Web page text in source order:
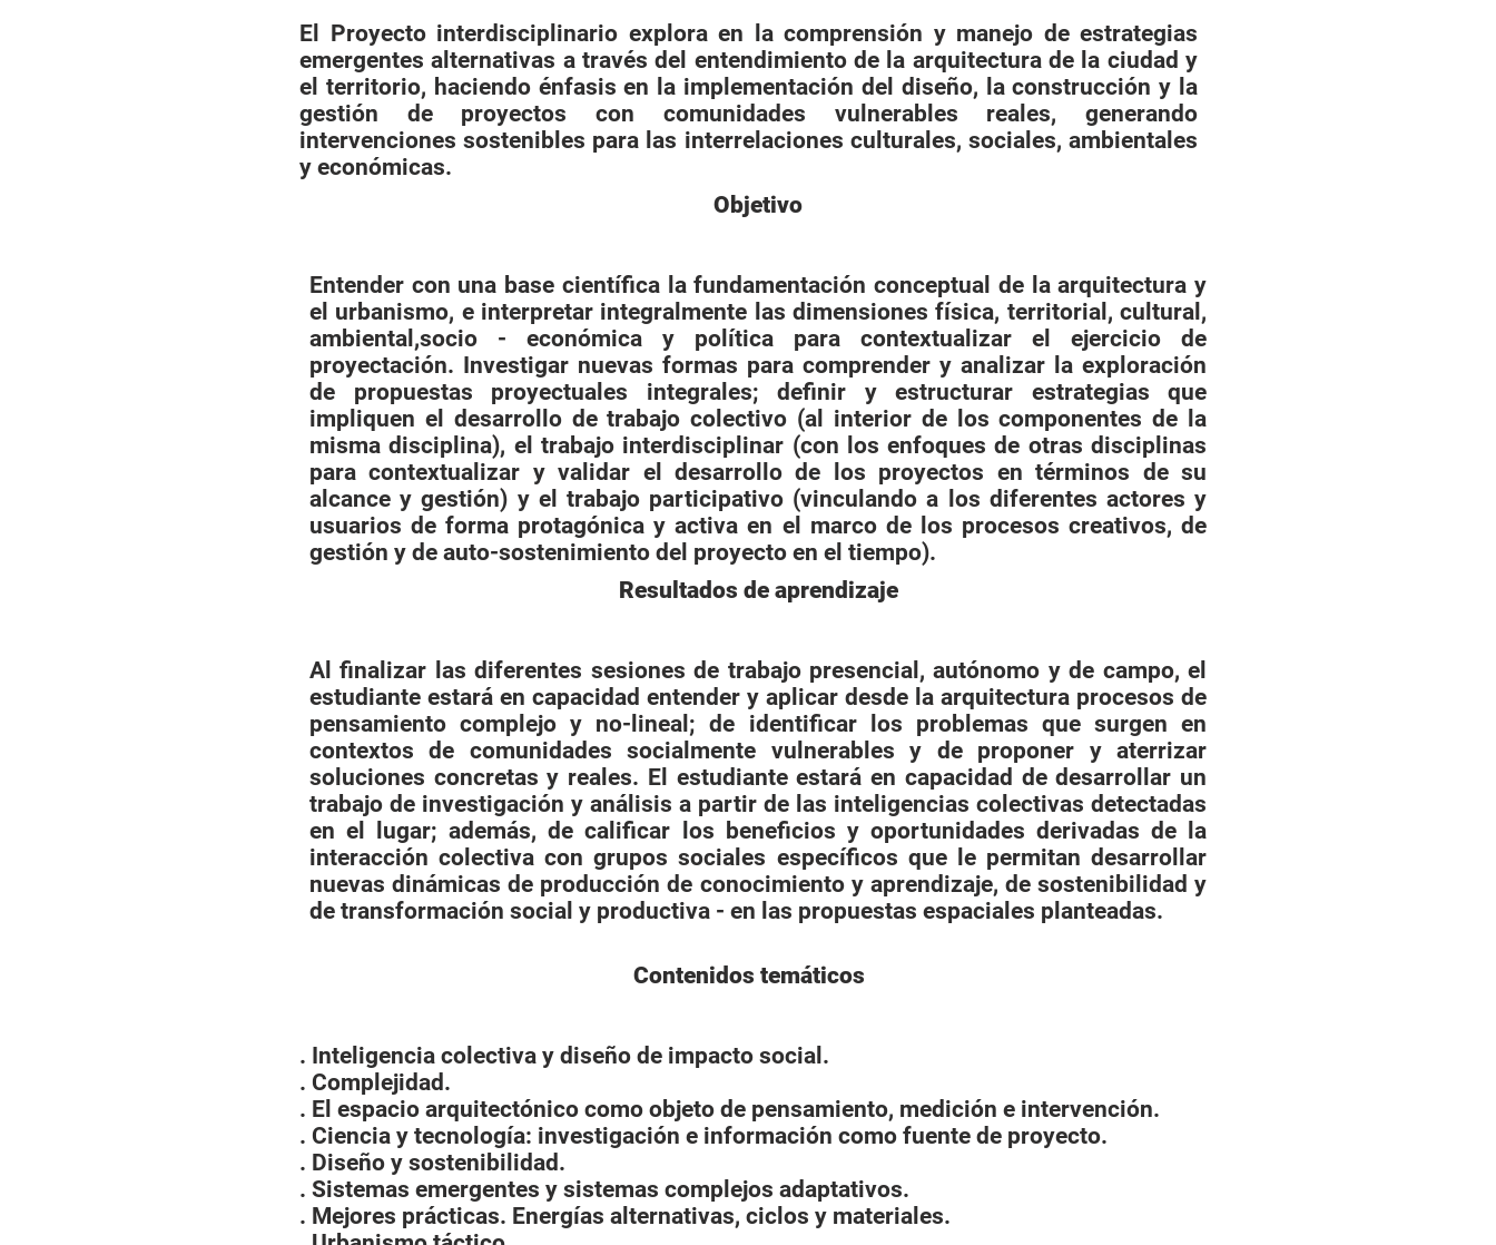
El Proyecto interdisciplinario explora en la comprensión y manejo de estrategias
emergentes alternativas a través del entendimiento de la arquitectura de la ciudad y
el territorio, haciendo énfasis en la implementación del diseño, la construcción y la
gestión de proyectos con comunidades vulnerables reales, generando
intervenciones sostenibles para las interrelaciones culturales, sociales, ambientales
y económicas.
Objetivo
Entender con una base científica la fundamentación conceptual de la arquitectura y
el urbanismo, e interpretar integralmente las dimensiones física, territorial, cultural,
ambiental,socio - económica y política para contextualizar el ejercicio de
proyectación. Investigar nuevas formas para comprender y analizar la exploración
de propuestas proyectuales integrales; definir y estructurar estrategias que
impliquen el desarrollo de trabajo colectivo (al interior de los componentes de la
misma disciplina), el trabajo interdisciplinar (con los enfoques de otras disciplinas
para contextualizar y validar el desarrollo de los proyectos en términos de su
alcance y gestión) y el trabajo participativo (vinculando a los diferentes actores y
usuarios de forma protagónica y activa en el marco de los procesos creativos, de
gestión y de auto-sostenimiento del proyecto en el tiempo).
Resultados de aprendizaje
Al finalizar las diferentes sesiones de trabajo presencial, autónomo y de campo, el
estudiante estará en capacidad entender y aplicar desde la arquitectura procesos de
pensamiento complejo y no-lineal; de identificar los problemas que surgen en
contextos de comunidades socialmente vulnerables y de proponer y aterrizar
soluciones concretas y reales. El estudiante estará en capacidad de desarrollar un
trabajo de investigación y análisis a partir de las inteligencias colectivas detectadas
en el lugar; además, de calificar los beneficios y oportunidades derivadas de la
interacción colectiva con grupos sociales específicos que le permitan desarrollar
nuevas dinámicas de producción de conocimiento y aprendizaje, de sostenibilidad y
de transformación social y productiva - en las propuestas espaciales planteadas.
Contenidos temáticos
. Inteligencia colectiva y diseño de impacto social.
. Complejidad.
. El espacio arquitectónico como objeto de pensamiento, medición e intervención.
. Ciencia y tecnología: investigación e información como fuente de proyecto.
. Diseño y sostenibilidad.
. Sistemas emergentes y sistemas complejos adaptativos.
. Mejores prácticas. Energías alternativas, ciclos y materiales.